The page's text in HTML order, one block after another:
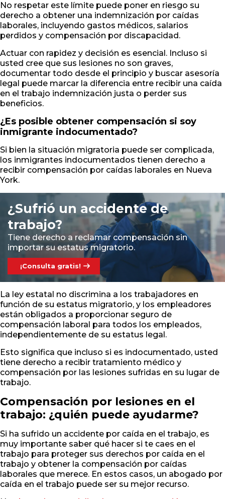
No respetar este límite puede poner en riesgo su
derecho a obtener una indemnización por caídas
laborales, incluyendo gastos médicos, salarios
perdidos y compensación por discapacidad.
Actuar con rapidez y decisión es esencial. Incluso si
usted cree que sus lesiones no son graves,
documentar todo desde el principio y buscar asesoría
legal puede marcar la diferencia entre recibir una caída
en el trabajo indemnización justa o perder sus
beneficios.
¿Es posible obtener compensación si soy
inmigrante indocumentado?
Si bien la situación migratoria puede ser complicada,
los inmigrantes indocumentados tienen derecho a
recibir compensación por caídas laborales en Nueva
York.
¿Sufrió un accidente de
trabajo?
Tiene derecho a reclamar compensación sin
importar su estatus migratorio.
¡Consulta gratis!
La ley estatal no discrimina a los trabajadores en
función de su estatus migratorio, y los empleadores
están obligados a proporcionar seguro de
compensación laboral para todos los empleados,
independientemente de su estatus legal.
Esto significa que incluso si es indocumentado, usted
tiene derecho a recibir tratamiento médico y
compensación por las lesiones sufridas en su lugar de
trabajo.
Compensación por lesiones en el
trabajo: ¿quién puede ayudarme?
Si ha sufrido un accidente por caída en el trabajo, es
muy importante saber qué hacer si te caes en el
trabajo para proteger sus derechos por caída en el
trabajo y obtener la compensación por caídas
laborales que merece. En estos casos, un abogado por
caída en el trabajo puede ser su mejor recurso.